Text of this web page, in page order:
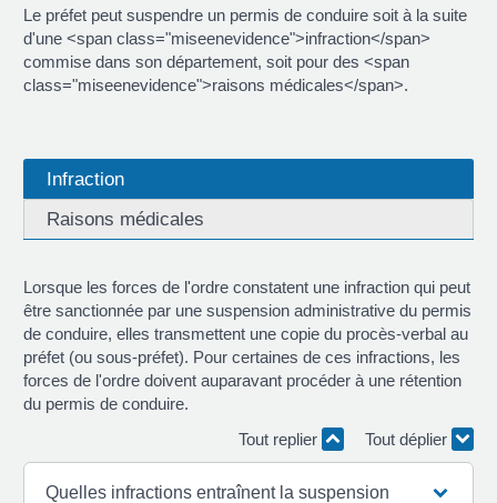
Le préfet peut suspendre un permis de conduire soit à la suite
d'une <span class="miseenevidence">infraction</span>
commise dans son département, soit pour des <span
class="miseenevidence">raisons médicales</span>.
Infraction
Raisons médicales
Lorsque les forces de l'ordre constatent une infraction qui peut
être sanctionnée par une suspension administrative du permis
de conduire, elles transmettent une copie du procès-verbal au
préfet (ou sous-préfet). Pour certaines de ces infractions, les
forces de l'ordre doivent auparavant procéder à une rétention
du permis de conduire.
Tout replier
Tout déplier
Quelles infractions entraînent la suspension